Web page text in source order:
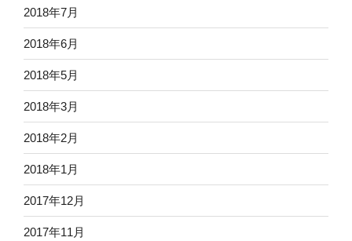
2018年7月
2018年6月
2018年5月
2018年3月
2018年2月
2018年1月
2017年12月
2017年11月